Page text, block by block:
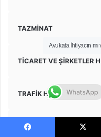
TAZMİNAT
TİCARET VE ŞİRKETLER
TRAFİK HUKUKU
TÜKETİCİ HUKUKU
Avukata İhtiyacın mı
WhatsApp